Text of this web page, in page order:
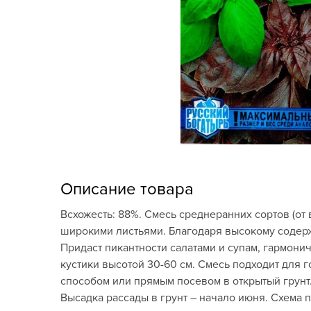
Комнатные горшечные
многолетники Весна
Новогодняя продукция
Отдых в саду, пикник
Подарочные карты
Описание товара
Всхожесть: 88%. Смесь среднеранних сортов
широкими листьями. Благодаря высокому
Придаст пикантности салатами и супам,
кустики высотой 30-60 см. Смесь подходит для
способом или прямым посевом в открытый
Высадка рассады в грунт – начало июня. Схема